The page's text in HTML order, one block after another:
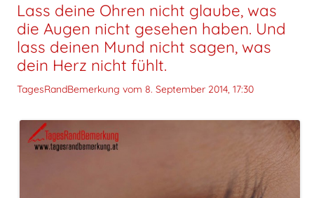
Lass deine Ohren nicht glaube, was
die Augen nicht gesehen haben. Und
lass deinen Mund nicht sagen, was
dein Herz nicht fühlt.
TagesRandBemerkung vom 8. September 2014, 17:30